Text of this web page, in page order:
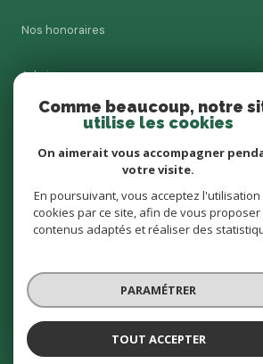
Valentin
Nos honoraires
Admin
Charte RGPD
Cookies
© 2026 | Tous droits réservés
Réalisé par
Comme beaucoup, notre
utilise les cookies
On aimerait vous accompagner
votre visite.
En poursuivant, vous acceptez l'utilisation
cookies par ce site, afin de vous proposer
contenus adaptés et réaliser des
PARAMÉTRER
TOUT ACCEPTER